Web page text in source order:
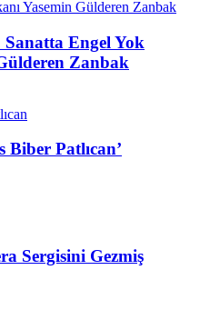
Sanatta Engel Yok
Zanbak
Biber Patlıcan’
Sergisini Gezmiş